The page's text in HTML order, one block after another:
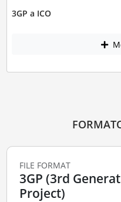
3GP a ICO
FILE FORMAT
3GP (3rd
Project)